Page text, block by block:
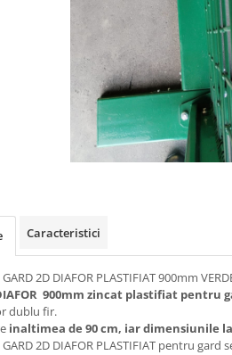
Caracteristici
GARD 2D DIAFOR PLASTIFIAT 900mm
900mm zincat plastifiat pentru
dublu fir.
inaltimea de 90 cm, iar dimensiunile
GARD 2D DIAFOR PLASTIFIAT pentru gard